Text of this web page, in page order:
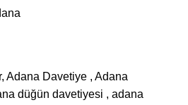
Adana Davetiye , Adana
düğün davetiyesi , adana